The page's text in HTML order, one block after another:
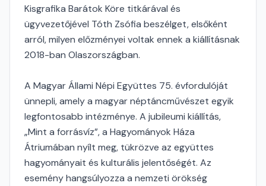
Kisgrafika Barátok Köre titkárával és
ügyvezetőjével Tóth Zsófia beszélget, elsőként
arról, milyen előzményei voltak ennek a kiállításnak
2018-ban Olaszországban.
A Magyar Állami Népi Együttes 75. évfordulóját
ünnepli, amely a magyar néptáncművészet egyik
legfontosabb intézménye. A jubileumi kiállítás,
„Mint a forrásvíz”, a Hagyományok Háza
Átriumában nyílt meg, tükrözve az együttes
hagyományait és kulturális jelentőségét. Az
esemény hangsúlyozza a nemzeti örökség